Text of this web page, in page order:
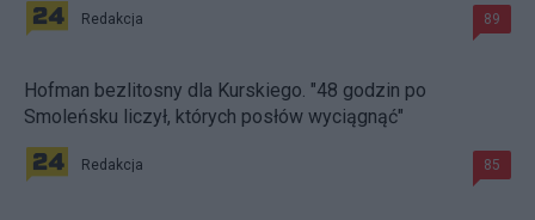
Redakcja 89
Hofman bezlitosny dla Kurskiego. "48 godzin po
Smoleńsku liczył, których posłów wyciągnąć"
Redakcja 85